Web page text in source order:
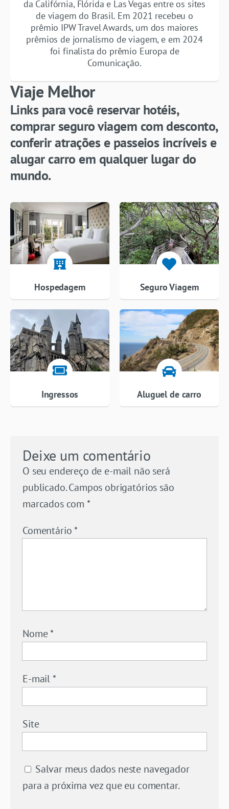
da Califórnia, Flórida e Las Vegas entre os sites
de viagem do Brasil. Em 2021 recebeu o
prêmio IPW Travel Awards, um dos maiores
prêmios de jornalismo de viagem, e em 2024
foi finalista do prêmio Europa de
Comunicação.
Viaje Melhor
Links para você reservar hotéis,
comprar seguro viagem com desconto,
conferir atrações e passeios incríveis e
alugar carro em qualquer lugar do
mundo.
Hospedagem Seguro Viagem
Ingressos Aluguel de carro
Deixe um comentário
O seu endereço de e-mail não será
publicado. Campos obrigatórios são
marcados com *
Comentário*
Nome*
E-mail*
Site
Salvar meus dados neste navegador
para a próxima vez que eu comentar.